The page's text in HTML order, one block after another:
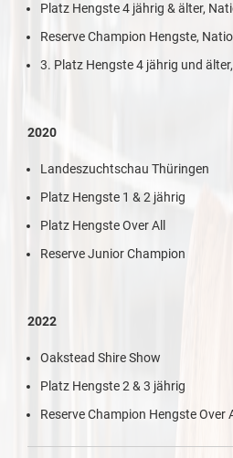
Platz Hengste 4 jährig & älter,
Reserve Champion Hengste,
3. Platz Hengste 4 jährig und
2020
Landeszuchtschau Thüringen
Platz Hengste 1 & 2 jährig
Platz Hengste Over All
Reserve Junior Champion
2022
Oakstead Shire Show
Platz Hengste 2 & 3 jährig
Reserve Champion Hengste Over